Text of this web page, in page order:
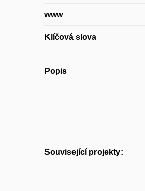
www
Klíčová slova
Popis
Související projekty: